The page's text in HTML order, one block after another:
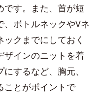
です。また、首が短
ボトルネックやVネ
クまでにしておく
インのニットを着
するなど、胸元、
ことがポイントで